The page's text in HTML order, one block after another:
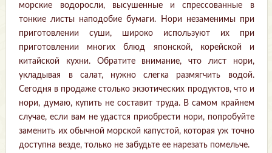
морские водоросли, высушенные и спрессованные в
тонкие листы наподобие бумаги. Нори незаменимы при
приготовлении суши, широко используют их при
приготовлении многих блюд японской, корейской и
китайской кухни. Обратите внимание, что лист нори,
укладывая в салат, нужно слегка размягчить водой.
Сегодня в продаже столько экзотических продуктов, что и
нори, думаю, купить не составит труда. В самом крайнем
случае, если вам не удастся приобрести нори, попробуйте
заменить их обычной морской капустой, которая уж точно
доступна везде, только не забудьте ее нарезать помельче.